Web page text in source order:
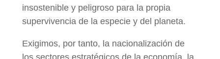
insostenible y peligroso para la propia
supervivencia de la especie y del planeta.
Exigimos, por tanto, la nacionalización de